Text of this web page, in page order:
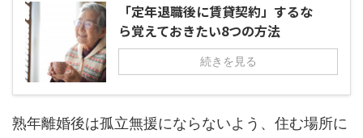
「定年退職後に賃貸契約」するな
ら覚えておきたい8つの方法
続きを見る
熟年離婚後は孤立無援にならないよう、住む場所に